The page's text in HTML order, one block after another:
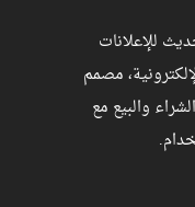
للإعلانات
مصمم
والبيع مع